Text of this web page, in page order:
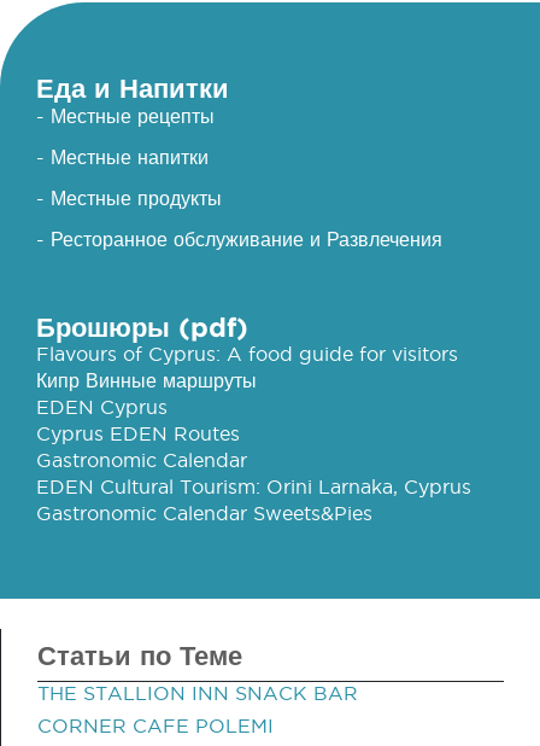
Еда и Напитки
- Местные рецепты
- Местные напитки
- Местные продукты
- Ресторанное обслуживание и Развлечения
Брошюры (pdf)
Flavours of Cyprus: A food guide for visitors
Кипр Винные маршруты
EDEN Cyprus
Cyprus EDEN Routes
Gastronomic Calendar
EDEN Cultural Tourism: Orini Larnaka, Cyprus
Gastronomic Calendar Sweets&Pies
Статьи по Теме
THE STALLION INN SNACK BAR
CORNER CAFE POLEMI